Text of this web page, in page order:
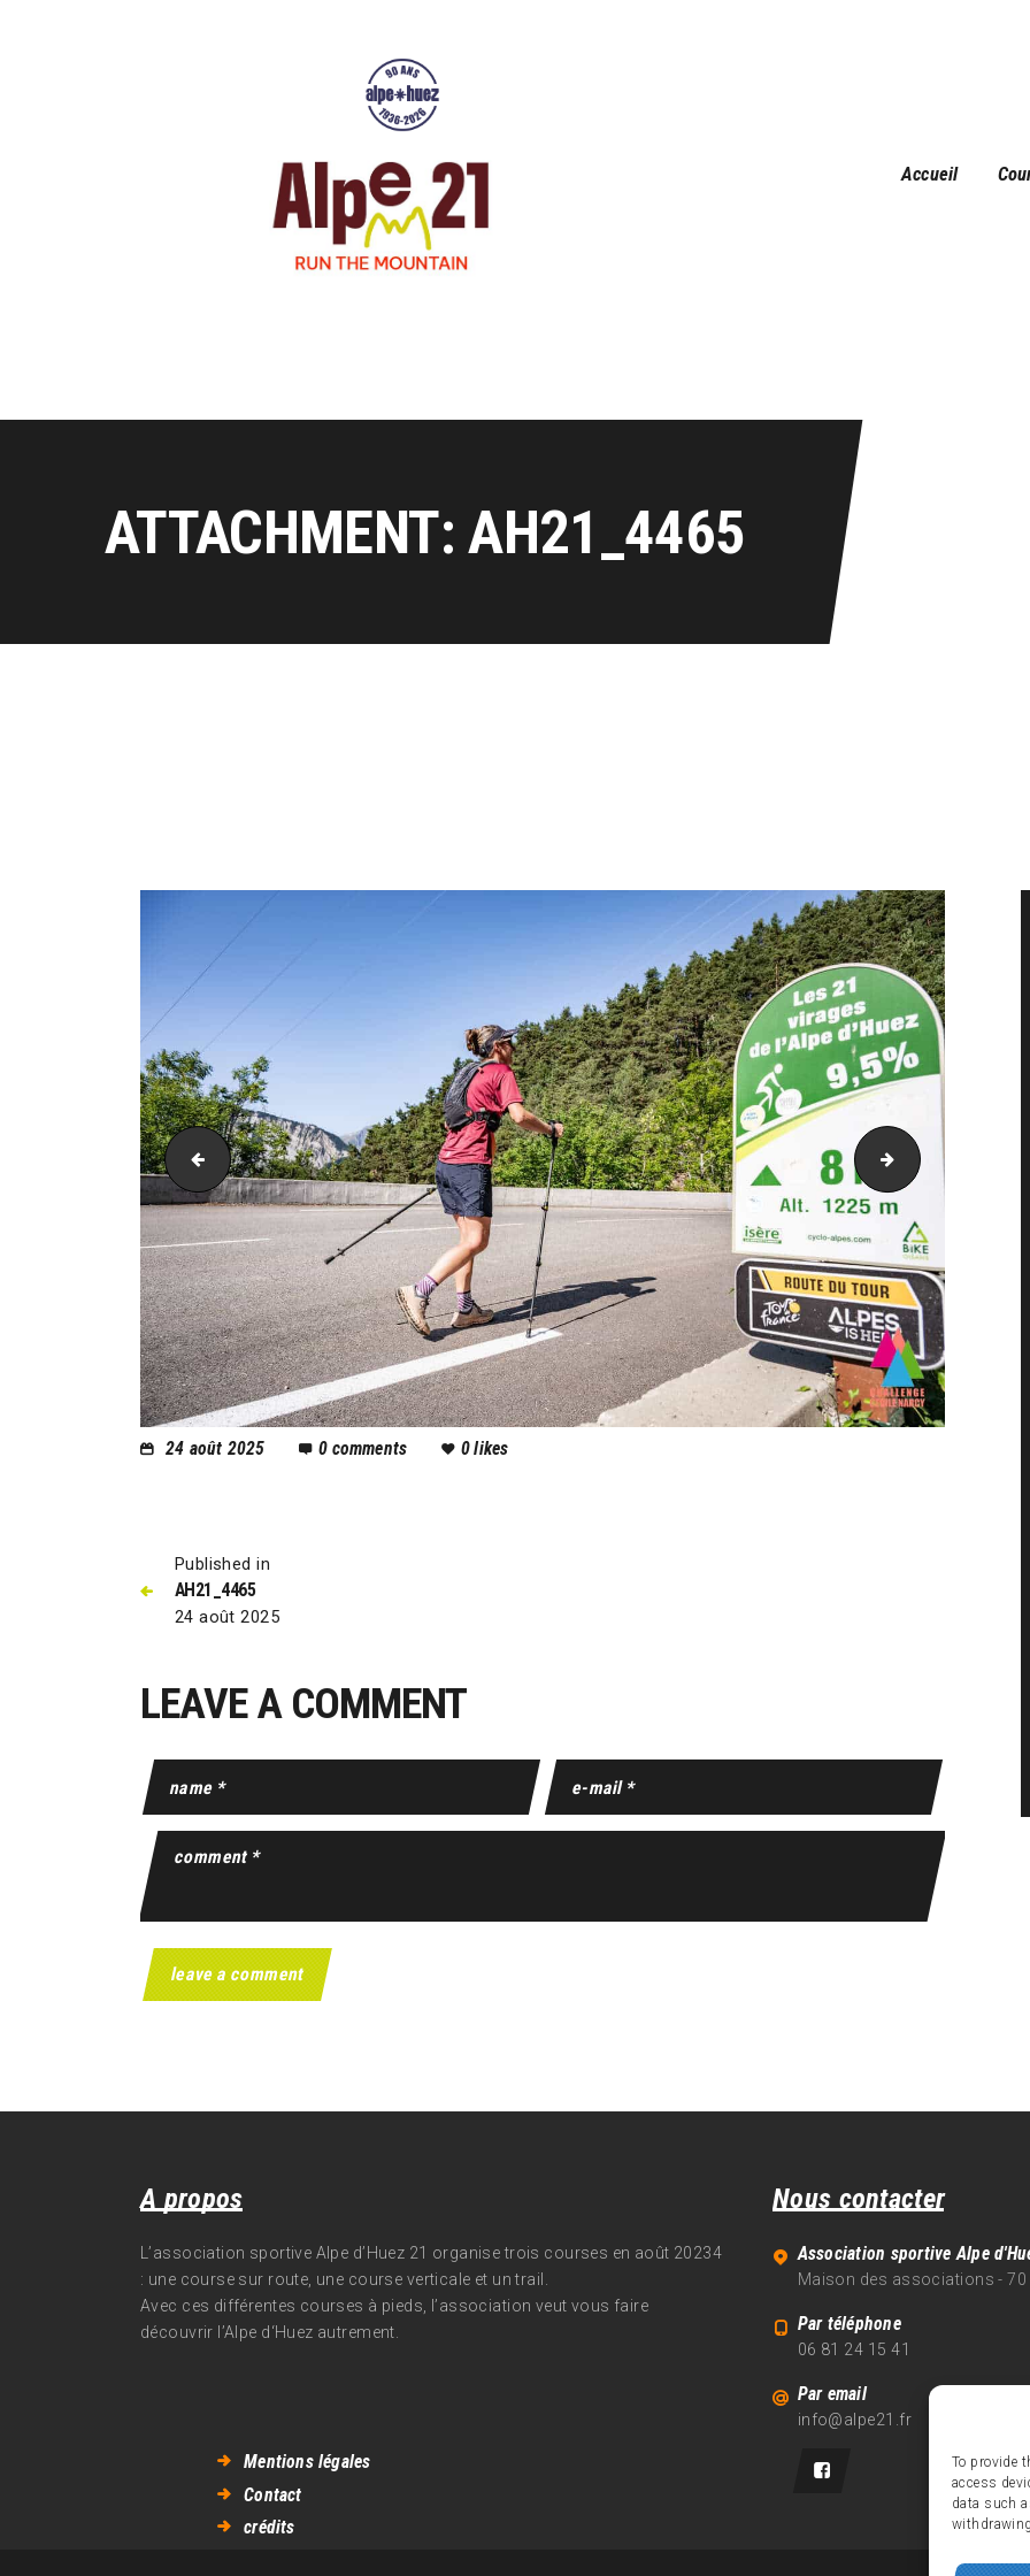
To provide
access
data such
Accueil
ATTACHMENT: AH21_4465
AH21_4444 AH21_4481
24 août 2025 0 comments 0likes
Published in
AH21_4465
24 août 2025
LEAVE A COMMENT
A propos
L’association sportive Alpe d’Huez 21 organise trois courses en août 20234
: une course sur route, une course verticale et un trail.
Avec ces différentes courses à pieds, l’association veut vous faire
découvrir l’Alpe d‘Huez autrement.
Nous contacter
Association sportive Alpe
Maison des associations - 70
Par téléphone
06 81 24 15 41
Par email
info@alpe21.fr
Mentions légales
Contact
crédits